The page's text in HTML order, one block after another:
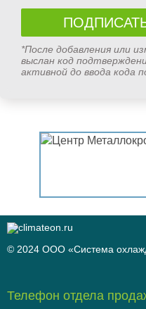
*После добавления или
выслан код
активной до ввода кода
© 2024 ООО «Система
Телефон отдела